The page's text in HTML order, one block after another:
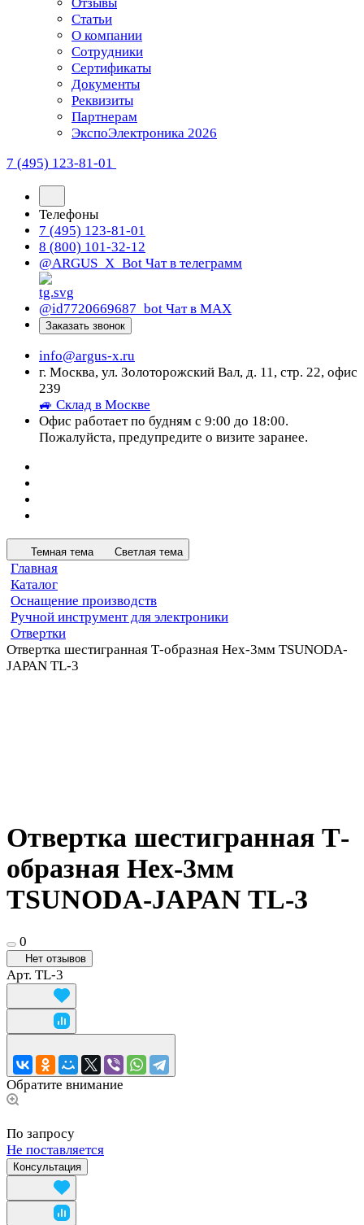
Статьи
О компании
Сотрудники
Сертификаты
Документы
Реквизиты
Партнерам
ЭкспоЭлектроника 2026
7 (495) 123-81-01
Телефоны
7 (495) 123-81-01
8 (800) 101-32-12
@ARGUS_X_Bot Чат в телеграмм
@id7720669687_bot Чат в МАХ
Заказать звонок
info@argus-x.ru
г. Москва, ул. Золоторожский Вал, д. 11, стр. 22, офис
239
🚙 Склад в Москве
Офис работает по будням с 9:00 до 18:00.
Пожалуйста, предупредите о визите заранее.
Темная тема Светлая тема
Главная
Каталог
Оснащение производств
Ручной инструмент для электроники
Отвертки
Отвертка шестигранная Т-образная Hex-3мм TSUNODA-
JAPAN TL-3
Отвертка шестигранная Т-
образная Hex-3мм
TSUNODA-JAPAN TL-3
0
Нет отзывов
Арт. TL-3
Обратите внимание
По запросу
Не поставляется
Консультация